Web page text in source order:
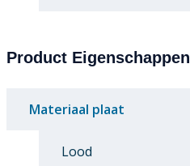
Product Eigenschappen
Materiaal plaat
Lood